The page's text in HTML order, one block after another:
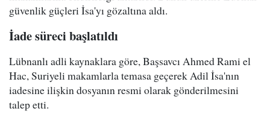
güvenlik güçleri İsa'yı gözaltına aldı.
İade süreci başlatıldı
Lübnanlı adli kaynaklara göre, Başsavcı Ahmed Rami el
Hac, Suriyeli makamlarla temasa geçerek Adil İsa'nın
iadesine ilişkin dosyanın resmi olarak gönderilmesini
talep etti.